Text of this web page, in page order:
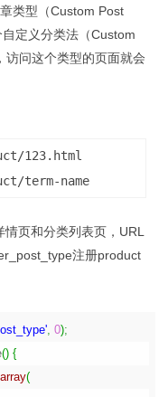
类型（Custom Post
定义分类法（Custom
访问这个类型的页面就会
123.html
term-name
页和分类列表页，URL
注册product
0);
() {
array(